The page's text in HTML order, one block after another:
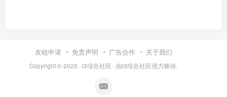
友链申请 免责声明 广告合作 关于我们
Copyright © 2025 · i3综合社区 · 由i3综合社区强力驱动.